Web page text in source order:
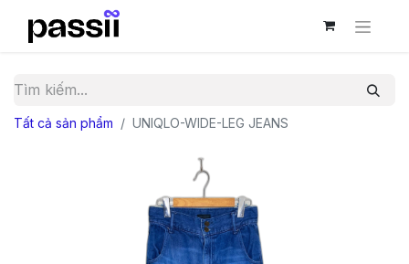
Tất cả sản phẩm UNIQLO-WIDE-LEG JEANS